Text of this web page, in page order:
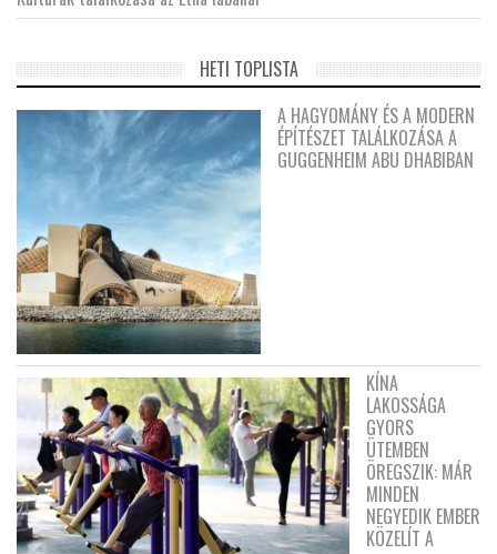
HETI TOPLISTA
A HAGYOMÁNY ÉS A MODERN
ÉPÍTÉSZET TALÁLKOZÁSA A
GUGGENHEIM ABU DHABIBAN
KÍNA
LAKOSSÁGA
GYORS
ÜTEMBEN
ÖREGSZIK: MÁR
MINDEN
NEGYEDIK EMBER
KÖZELÍT A